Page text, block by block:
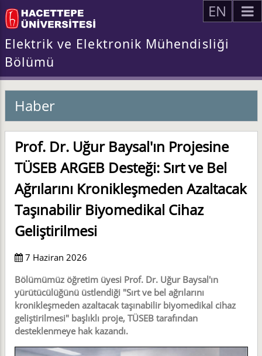
EN
Elektrik ve Elektronik Mühendisliği
Bölümü
Haber
Prof. Dr. Uğur Baysal'ın Projesine
TÜSEB ARGEB Desteği: Sırt ve Bel
Ağrılarını Kronikleşmeden Azaltacak
Taşınabilir Biyomedikal Cihaz
Geliştirilmesi
7 Haziran 2026
Bölümümüz öğretim üyesi Prof. Dr. Uğur Baysal'ın
yürütücülüğünü üstlendiği "Sırt ve bel ağrılarını
kronikleşmeden azaltacak taşınabilir biyomedikal cihaz
geliştirilmesi" başlıklı proje, TÜSEB tarafından
desteklenmeye hak kazandı.